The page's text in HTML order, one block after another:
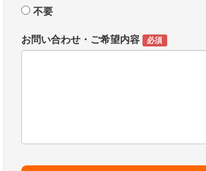
不要
お問い合わせ・ご希望内容 必須